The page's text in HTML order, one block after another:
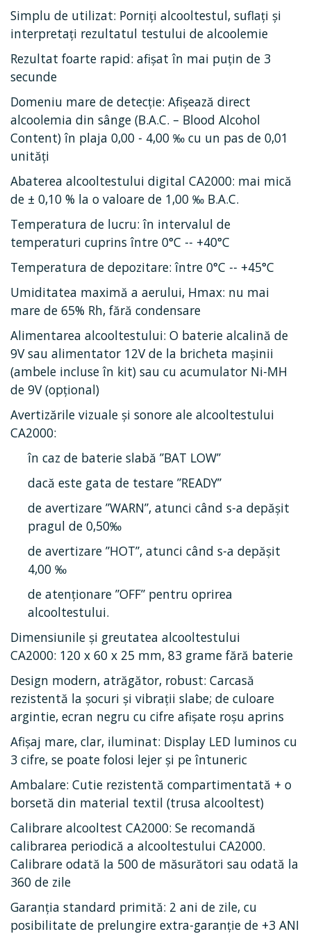
Simplu de utilizat: Porniți alcooltestul, suflați și
interpretați rezultatul testului de alcoolemie
Rezultat foarte rapid: afișat în mai puțin de 3
secunde
Domeniu mare de detecție: Afișează direct
alcoolemia din sânge (B.A.C. – Blood Alcohol
Content) în plaja 0,00 - 4,00 ‰ cu un pas de 0,01
unităţi
Abaterea alcooltestului digital CA2000: mai mică
de ± 0,10 % la o valoare de 1,00 ‰ B.A.C.
Temperatura de lucru: în intervalul de
temperaturi cuprins între 0°C -- +40°C
Temperatura de depozitare: între 0°C -- +45°C
Umiditatea maximă a aerului, Hmax: nu mai
mare de 65% Rh, fără condensare
Alimentarea alcooltestului: O baterie alcalină de
9V sau alimentator 12V de la bricheta mașinii
(ambele incluse în kit) sau cu acumulator Ni-MH
de 9V (opțional)
Avertizările vizuale și sonore ale alcooltestului
CA2000:
în caz de baterie slabă ”BAT LOW”
dacă este gata de testare ”READY”
de avertizare ”WARN”, atunci când s-a depășit
pragul de 0,50‰
de avertizare ”HOT”, atunci când s-a depășit
4,00 ‰
de atenționare ”OFF” pentru oprirea
alcooltestului.
Dimensiunile și greutatea alcooltestului
CA2000: 120 x 60 x 25 mm, 83 grame fără baterie
Design modern, atrăgător, robust: Carcasă
rezistentă la șocuri și vibrații slabe; de culoare
argintie, ecran negru cu cifre afișate roșu aprins
Afișaj mare, clar, iluminat: Display LED luminos cu
3 cifre, se poate folosi lejer și pe întuneric
Ambalare: Cutie rezistentă compartimentată + o
borsetă din material textil (trusa alcooltest)
Calibrare alcooltest CA2000: Se recomandă
calibrarea periodică a alcooltestului CA2000.
Calibrare odată la 500 de măsurători sau odată la
360 de zile
Garanția standard primită: 2 ani de zile, cu
posibilitate de prelungire extra-garanţie de +3 ANI